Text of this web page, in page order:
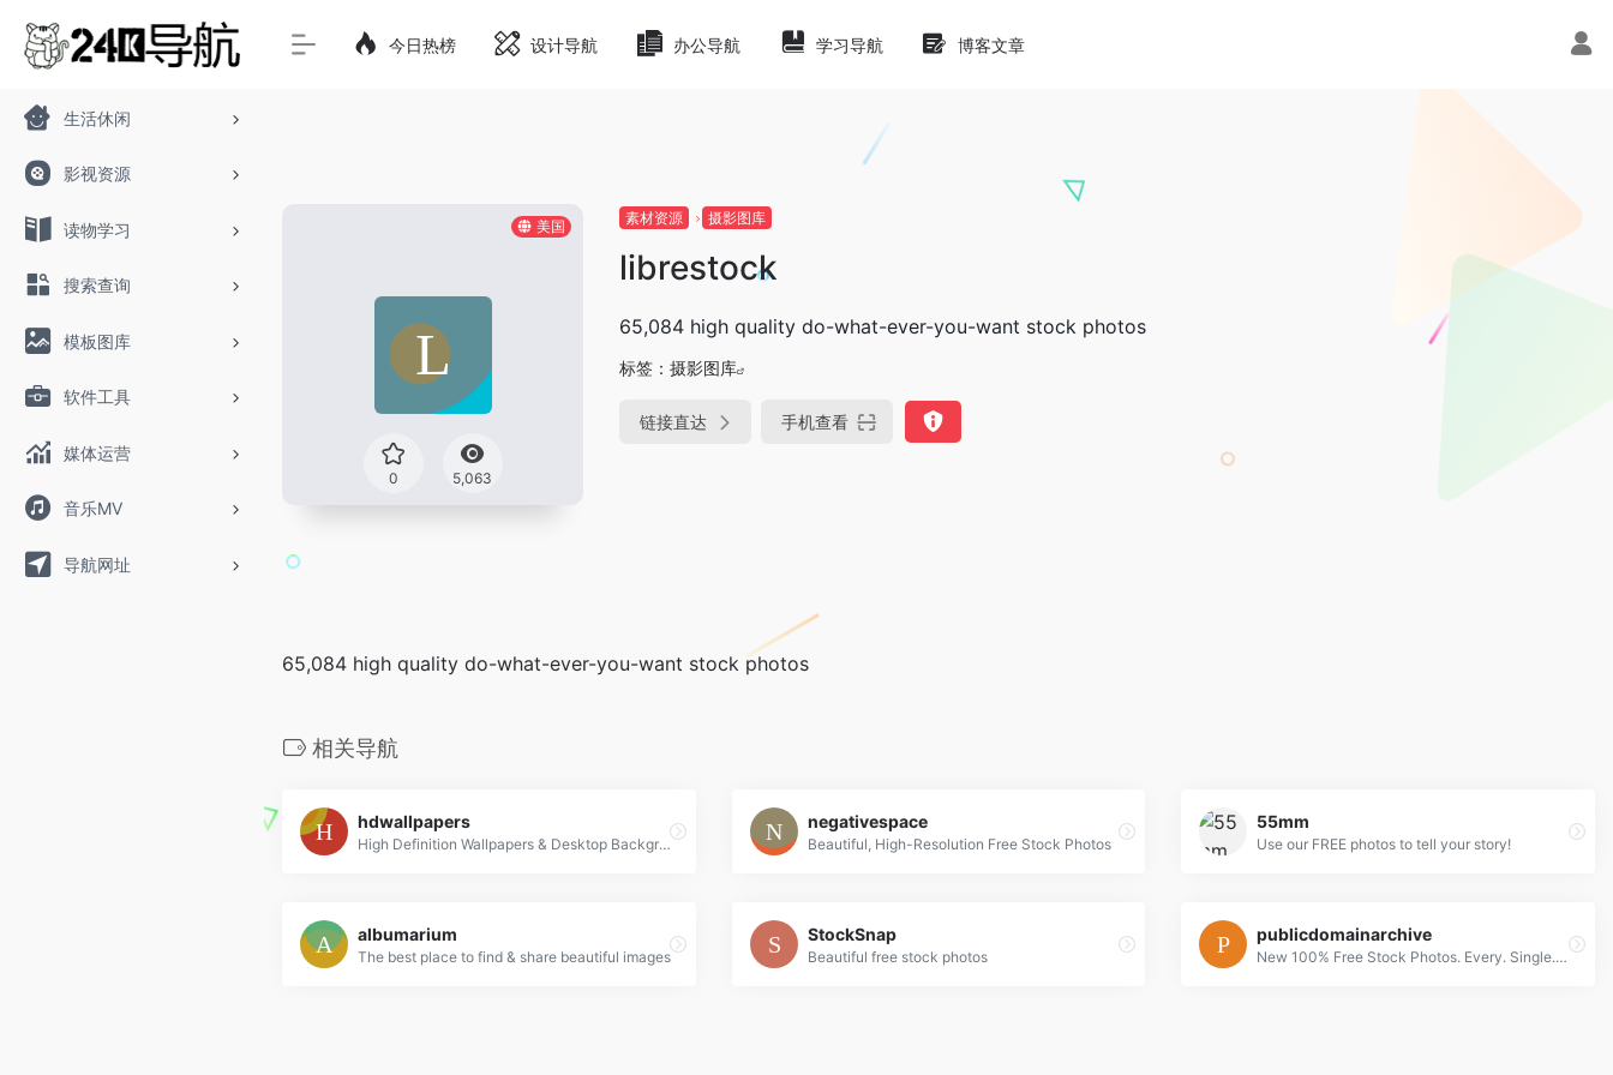
生活休闲
影视资源
读物学习
搜索查询
模板图库
软件工具
媒体运营
音乐MV
导航网址
今日热榜 设计导航 办公导航 学习导航 博客文章
美国
0 5,063
素材资源 摄影图库
librestock
65,084 high quality do-what-ever-you-want stock photos
标签： 摄影图库
链接直达 手机查看
65,084 high quality do-what-ever-you-want stock photos
相关导航
hdwallpapers
High Definition Wallpapers & Desktop Backgrounds
negativespace
Beautiful, High-Resolution Free Stock Photos
55mm
Use our FREE photos to tell your story!
albumarium
The best place to find & share beautiful images
StockSnap
Beautiful free stock photos
publicdomainarchive
New 100% Free Stock Photos. Every. Single. Week.